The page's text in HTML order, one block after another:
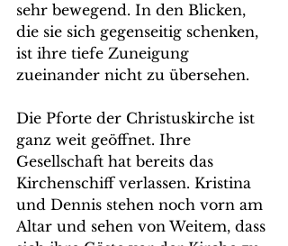
sehr bewegend. In den Blicken,
die sie sich gegenseitig schenken,
ist ihre tiefe Zuneigung
zueinander nicht zu übersehen.
Die Pforte der Christuskirche ist
ganz weit geöffnet. Ihre
Gesellschaft hat bereits das
Kirchenschiff verlassen. Kristina
und Dennis stehen noch vorn am
Altar und sehen von Weitem, dass